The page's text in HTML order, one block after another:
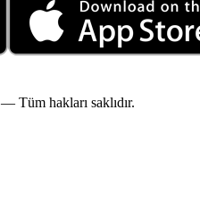
— Tüm hakları saklıdır.